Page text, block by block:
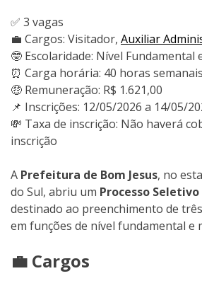
✅ 3 vagas
💼 Cargos: Visitador, Auxiliar
🤓 Escolaridade: Nível Fundamental
⏰ Carga horária: 40 horas semanais
🤑 Remuneração: R$ 1.621,00
📌 Inscrições: 12/05/2026 a 14/05/
💸 Taxa de inscrição: Não haverá
inscrição
A Prefeitura de Bom Jesus, no
do Sul, abriu um Processo
destinado ao preenchimento de
em funções de nível fundamental e
💼 Cargos